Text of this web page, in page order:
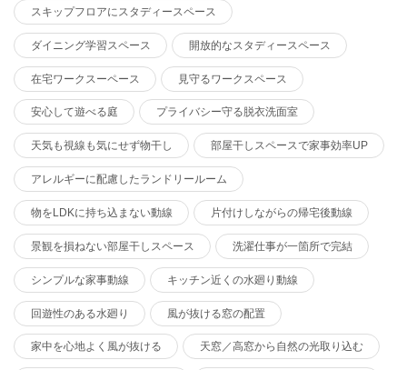
スキップフロアにスタディースペース
ダイニング学習スペース 開放的なスタディースペース
在宅ワークスーペース 見守るワークスペース
安心して遊べる庭 プライバシー守る脱衣洗面室
天気も視線も気にせず物干し 部屋干しスペースで家事効率UP
アレルギーに配慮したランドリールーム
物をLDKに持ち込まない動線 片付けしながらの帰宅後動線
景観を損ねない部屋干しスペース 洗濯仕事が一箇所で完結
シンプルな家事動線 キッチン近くの水廻り動線
回遊性のある水廻り 風が抜ける窓の配置
家中を心地よく風が抜ける 天窓／高窓から自然の光取り込む